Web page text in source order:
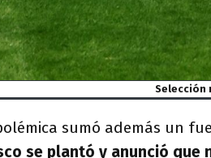
Selección
sumó además un
se plantó y anunció